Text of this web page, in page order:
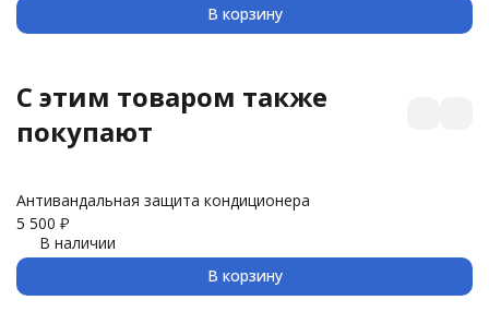
В корзину
C этим товаром также
покупают
Антивандальная защита кондиционера
5 500 ₽
В наличии
В корзину